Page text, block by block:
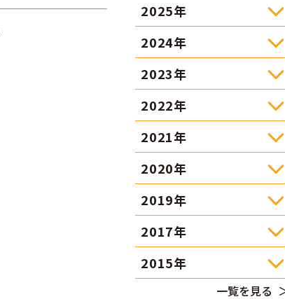
2025年
2024年
2023年
2022年
2021年
2020年
2019年
2017年
2015年
一覧を見る